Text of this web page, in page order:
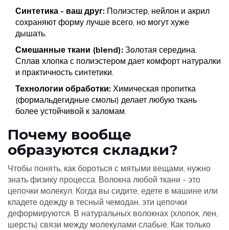
Синтетика - ваш друг: Полиэстер, нейлон и акрил
сохраняют форму лучше всего, но могут хуже
дышать.
Смешанные ткани (blend): Золотая середина.
Сплав хлопка с полиэстером дает комфорт натуралки
и практичность синтетики.
Технологии обработки: Химическая пропитка
(формальдегидные смолы) делает любую ткань
более устойчивой к заломам.
Почему вообще
образуются складки?
Чтобы понять, как бороться с мятыми вещами, нужно
знать физику процесса. Волокна любой ткани - это
цепочки молекул. Когда вы сидите, едете в машине или
кладете одежду в тесный чемодан, эти цепочки
деформируются. В натуральных волокнах (хлопок, лен,
шерсть) связи между молекулами слабые. Как только